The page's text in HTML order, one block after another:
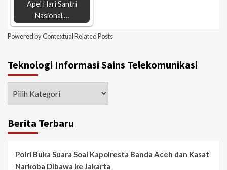
Apel Hari Santri
Nasional,…
Powered byContextual Related Posts
Teknologi Informasi Sains Telekomunikasi
Berita Terbaru
Polri Buka Suara Soal Kapolresta Banda Aceh dan Kasat
Narkoba Dibawa ke Jakarta